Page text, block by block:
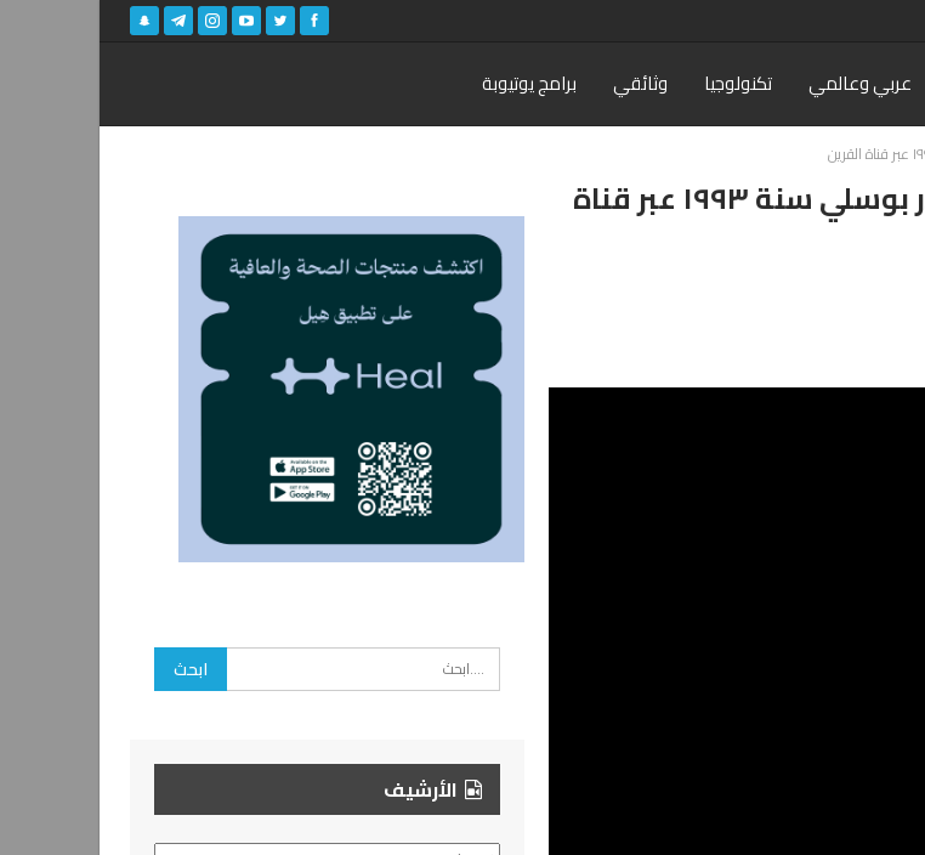
عربي وعالمي تكنولوجيا وثائقي برامج يوتيوبة
فيديو: سهرة منوعة (الماضي و الحاضر) مع بدر بوسلي سنة ١٩٩٣ عبر قناة
الأرشيف